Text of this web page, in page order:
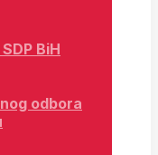
BiH
odbora